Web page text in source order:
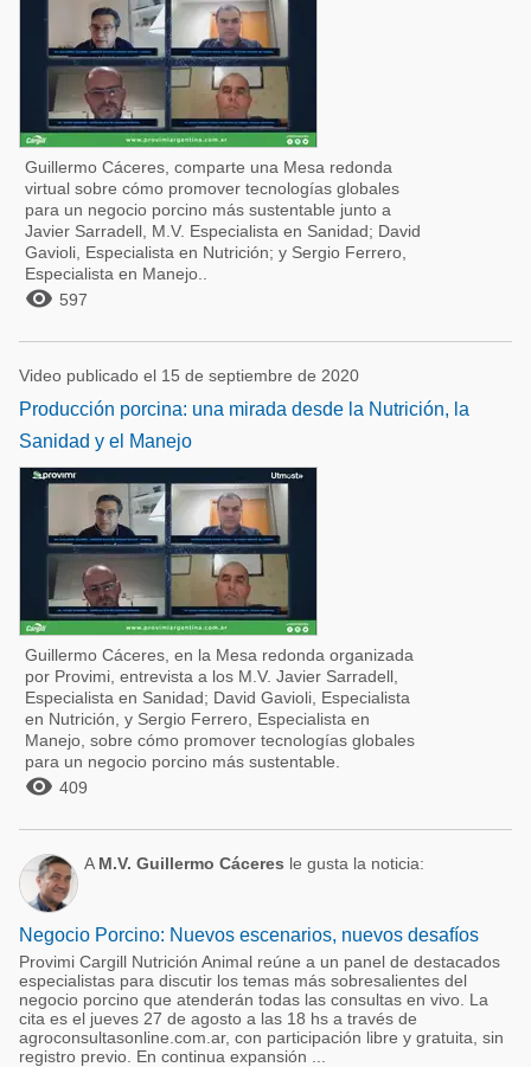
Guillermo Cáceres, comparte una Mesa redonda
virtual sobre cómo promover tecnologías globales
para un negocio porcino más sustentable junto a
Javier Sarradell, M.V. Especialista en Sanidad; David
Gavioli, Especialista en Nutrición; y Sergio Ferrero,
Especialista en Manejo..
 597
Video publicado el 15 de septiembre de 2020
Producción porcina: una mirada desde la Nutrición, la
Sanidad y el Manejo
Guillermo Cáceres, en la Mesa redonda organizada
por Provimi, entrevista a los M.V. Javier Sarradell,
Especialista en Sanidad; David Gavioli, Especialista
en Nutrición, y Sergio Ferrero, Especialista en
Manejo, sobre cómo promover tecnologías globales
para un negocio porcino más sustentable.
 409
A M.V. Guillermo Cáceres le gusta la noticia:
Negocio Porcino: Nuevos escenarios, nuevos desafíos
Provimi Cargill Nutrición Animal reúne a un panel de destacados
especialistas para discutir los temas más sobresalientes del
negocio porcino que atenderán todas las consultas en vivo. La
cita es el jueves 27 de agosto a las 18 hs a través de
agroconsultasonline.com.ar, con participación libre y gratuita, sin
registro previo. En continua expansión ...